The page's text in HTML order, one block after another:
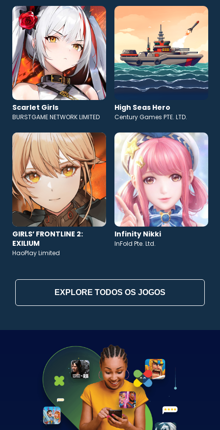
Scarlet Girls
BURSTGAME NETWORK LIMITED
High Seas Hero
Century Games PTE. LTD.
GIRLS’ FRONTLINE 2:
EXILIUM
HaoPlay Limited
Infinity Nikki
InFold Pte. Ltd.
EXPLORE TODOS OS JOGOS